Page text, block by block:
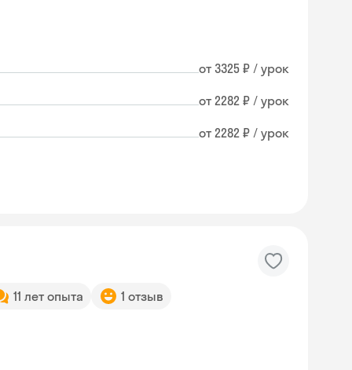
от 3325 ₽ / урок
от 2282 ₽ / урок
от 2282 ₽ / урок
11 лет опыта 1 отзыв